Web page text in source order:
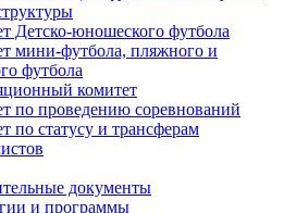
Детско-юношеского футбола
мини-футбола, пляжного и
футбола
комитет
по проведению соревнований
по статусу и трансферам
документы
и программы